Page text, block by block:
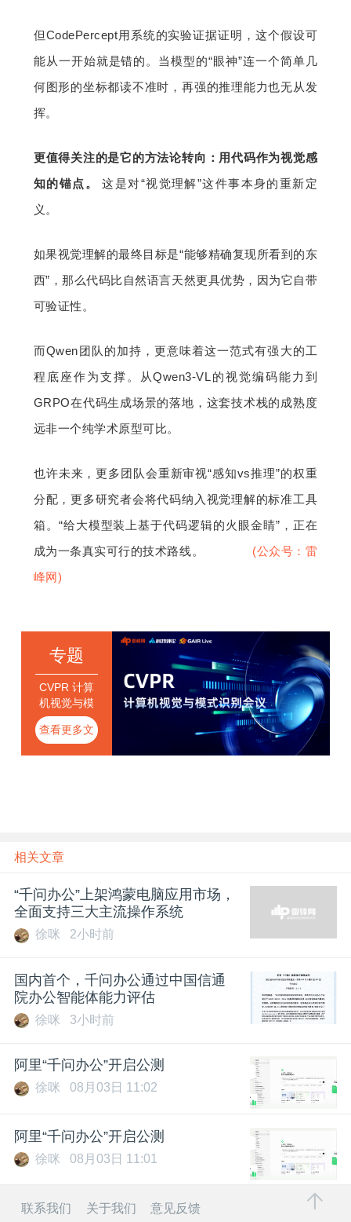
但CodePercept用系统的实验证据证明，这个假设可
能从一开始就是错的。当模型的“眼神”连一个简单几
何图形的坐标都读不准时，再强的推理能力也无从发
挥。
更值得关注的是它的方法论转向：用代码作为视觉感
知的锚点。 这是对“视觉理解”这件事本身的重新定
义。
如果视觉理解的最终目标是“能够精确复现所看到的东
西”，那么代码比自然语言天然更具优势，因为它自带
可验证性。
而Qwen团队的加持，更意味着这一范式有强大的工
程底座作为支撑。从Qwen3-VL的视觉编码能力到
GRPO在代码生成场景的落地，这套技术栈的成熟度
远非一个纯学术原型可比。
也许未来，更多团队会重新审视“感知vs推理”的权重
分配，更多研究者会将代码纳入视觉理解的标准工具
箱。“给大模型装上基于代码逻辑的火眼金睛”，正在
成为一条真实可行的技术路线。
(公众号：雷
峰网)
专题
CVPR 计算
机视觉与模
式识别会议
查看更多文
章
相关文章
“千问办公”上架鸿蒙电脑应用市场，
全面支持三大主流操作系统
徐咪 2小时前
国内首个，千问办公通过中国信通
院办公智能体能力评估
徐咪 3小时前
阿里“千问办公”开启公测
徐咪 08月03日 11:02
阿里“千问办公”开启公测
徐咪 08月03日 11:01
联系我们 关于我们 意见反馈